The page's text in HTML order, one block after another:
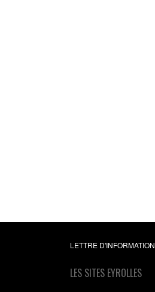
LETTRE D'INFORMATION
LES SITES EYROLLES